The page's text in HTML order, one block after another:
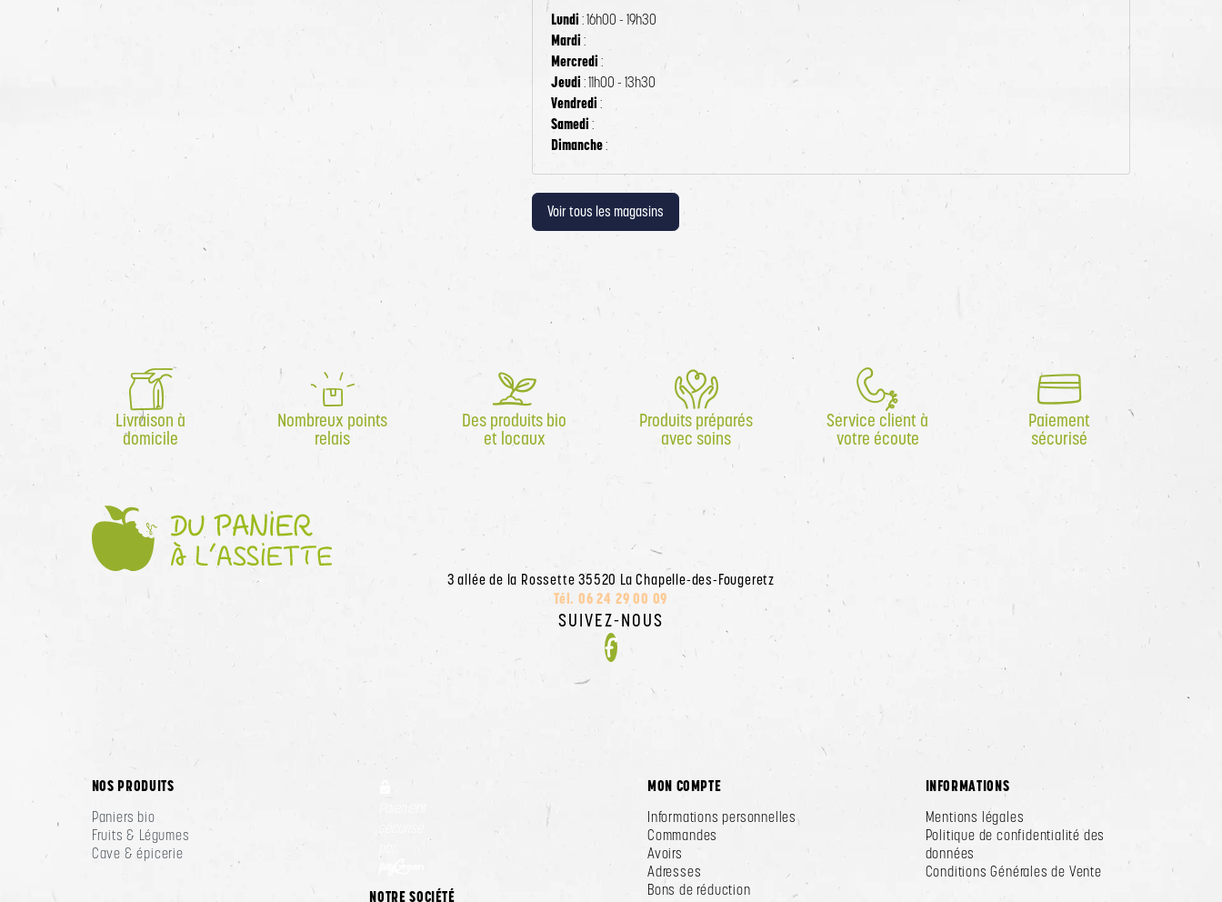
Lundi: 16h00 - 19h30
Mardi:
Mercredi:
Jeudi: 11h00 - 13h30
Vendredi:
Samedi:
Dimanche:
Voir tous les magasins
Livraison à
domicile
Nombreux points
relais
Des produits bio
et locaux
Produits préparés
avec soins
Service client à
votre écoute
Paiement
sécurisé
3 allée de la Rossette 35520 La Chapelle-des-Fougeretz
Tél. 06 24 29 00 09
SUIVEZ-NOUS
Facebook
NOS PRODUITS
Paniers bio
Fruits & Légumes
Cave & épicerie
sécurisé
NOTRE SOCIÉTÉ
MON COMPTE
Informations personnelles
Commandes
Avoirs
Adresses
Bons de réduction
INFORMATIONS
Mentions légales
Politique de confidentialité des
données
Conditions Générales de Vente